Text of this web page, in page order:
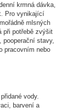
krmná dávka,
Pro vynikající
mlsných
při potřebě zvýšit
pooperační stavy,
pracovním nebo
vody.
barvení a